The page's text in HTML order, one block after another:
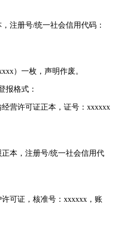
注册号/统一社会信用代码：
）一枚，声明作废。
报格式：
营许可证正本，证号：xxxxxx
本，注册号/统一社会信用代
可证，核准号：xxxxxx，账